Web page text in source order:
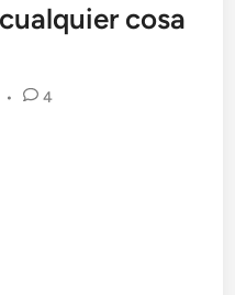
cosa
• 4